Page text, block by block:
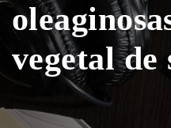
vegetal de